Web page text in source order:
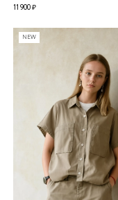
11 900 ₽
NEW